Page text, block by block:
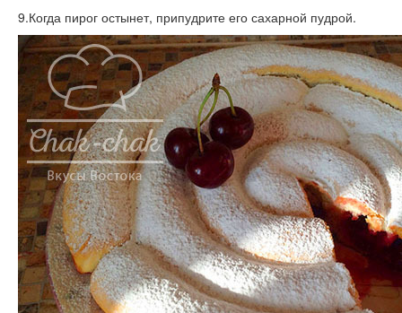
9.Когда пирог остынет, припудрите его сахарной пудрой.